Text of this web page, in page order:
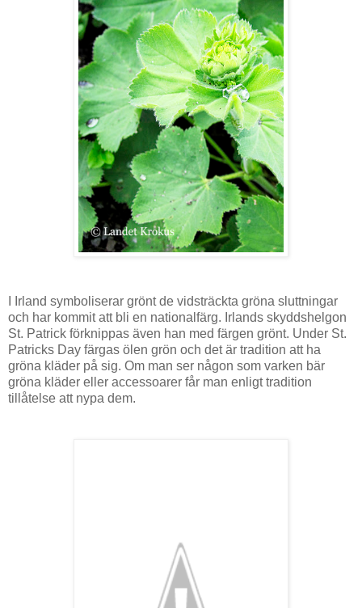
I Irland symboliserar grönt de vidsträckta gröna sluttningar
och har kommit att bli en nationalfärg. Irlands skyddshelgon
St. Patrick förknippas även han med färgen grönt. Under St.
Patricks Day färgas ölen grön och det är tradition att ha
gröna kläder på sig. Om man ser någon som varken bär
gröna kläder eller accessoarer får man enligt tradition
tillåtelse att nypa dem.